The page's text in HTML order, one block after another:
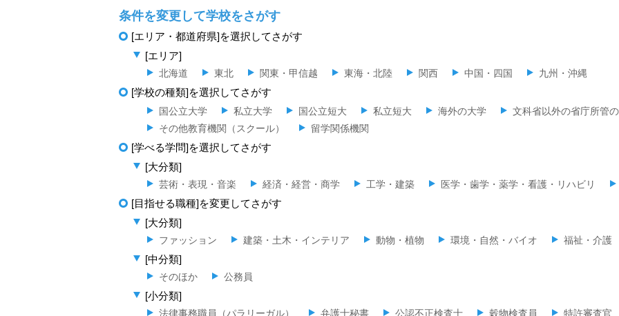
条件を変更して学校をさがす
[エリア・都道府県]を選択してさがす
[エリア]
北海道 東北 関東・甲信越 東海・北陸 関西 中国・四国 九州・沖縄
[学校の種類]を選択してさがす
国公立大学 私立大学 国公立短大 私立短大 海外の大学 文科省以外の省庁所管
その他教育機関（スクール）
留学関係機関
[学べる学問]を選択してさがす
[大分類]
芸術・表現・音楽 経済・経営・商学 工学・建築 医学・歯学・薬学・看護・リハビリ
[目指せる職種]を変更してさがす
[大分類]
ファッション 建築・土木・インテリア 動物・植物 環境・自然・バイオ 福祉・介護
[中分類]
そのほか 公務員
[小分類]
法律事務職員（パラリーガル） 弁護士秘書 公認不正検査士 穀物検査員 特許審査官